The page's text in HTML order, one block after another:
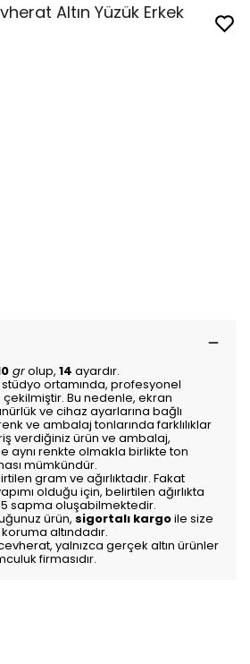
Altın Yüzük Erkek
grolup, 14 ayardır.
ortamında, profesyonel
çekilmiştir. Bu nedenle, ekran
ve cihaz ayarlarına bağlı
ve ambalaj tonlarında farklılıklar
verdiğiniz ürün ve ambalaj,
aynı renkte olmakla birlikte ton
mümkündür.
gram ve ağırlıktadır. Fakat
olduğu için, belirtilen ağırlıkta
sapma oluşabilmektedir.
ürün, sigortalı kargoile size
altındadır.
yalnızca gerçek altın ürünler
firmasıdır.